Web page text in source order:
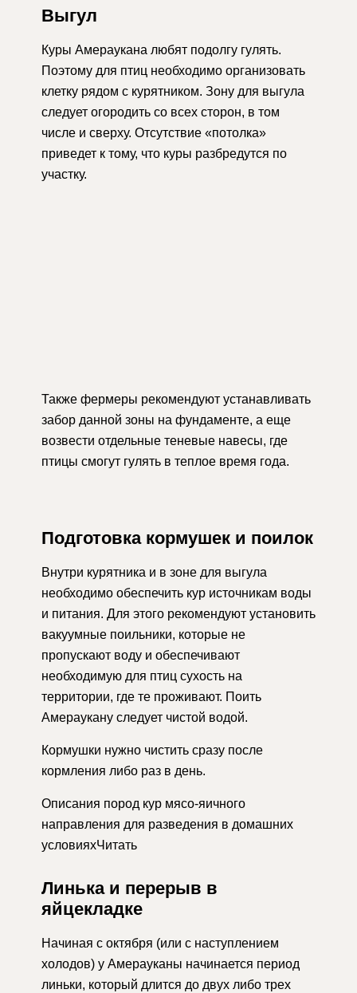
Выгул
Куры Амераукана любят подолгу гулять.
Поэтому для птиц необходимо организовать
клетку рядом с курятником. Зону для выгула
следует огородить со всех сторон, в том
числе и сверху. Отсутствие «потолка»
приведет к тому, что куры разбредутся по
участку.
Также фермеры рекомендуют устанавливать
забор данной зоны на фундаменте, а еще
возвести отдельные теневые навесы, где
птицы смогут гулять в теплое время года.
Подготовка кормушек и поилок
Внутри курятника и в зоне для выгула
необходимо обеспечить кур источникам воды
и питания. Для этого рекомендуют установить
вакуумные поильники, которые не
пропускают воду и обеспечивают
необходимую для птиц сухость на
территории, где те проживают. Поить
Амераукану следует чистой водой.
Кормушки нужно чистить сразу после
кормления либо раз в день.
Описания пород кур мясо-яичного
направления для разведения в домашних
условияхЧитать
Линька и перерыв в
яйцекладке
Начиная с октября (или с наступлением
холодов) у Амерауканы начинается период
линьки, который длится до двух либо трех